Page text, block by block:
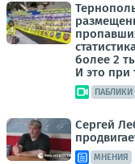
более 2
И это при
ПАБЛИКИ
Сергей
МНЕНИЯ